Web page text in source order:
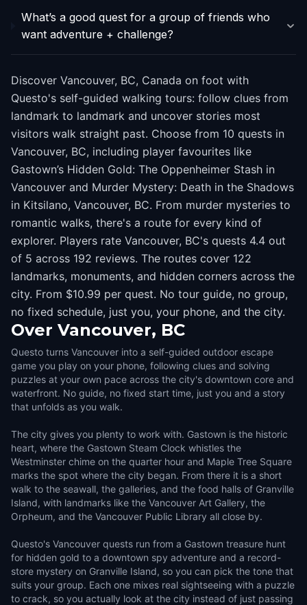
What’s a good quest for a group of friends who
want adventure + challenge?
Discover Vancouver, BC, Canada on foot with
Questo's self-guided walking tours: follow clues from
landmark to landmark and uncover stories most
visitors walk straight past. Choose from 10 quests in
Vancouver, BC, including player favourites like
Gastown’s Hidden Gold: The Oppenheimer Stash in
Vancouver and Murder Mystery: Death in the Shadows
in Kitsilano, Vancouver, BC. From murder mysteries to
romantic walks, there's a route for every kind of
explorer. Players rate Vancouver, BC's quests 4.4 out
of 5 across 192 reviews. The routes cover 122
landmarks, monuments, and hidden corners across the
city. From $10.99 per quest. No tour guide, no group,
no fixed schedule, just you, your phone, and the city.
Over Vancouver, BC
Questo turns Vancouver into a self-guided outdoor escape
game you play on your phone, following clues and solving
puzzles at your own pace across the city's downtown core and
waterfront. No guide, no fixed start time, just you and a story
that unfolds as you walk.
The city gives you plenty to work with. Gastown is the historic
heart, where the Gastown Steam Clock whistles the
Westminster chime on the quarter hour and Maple Tree Square
marks the spot where the city began. From there it is a short
walk to the seawall, the galleries, and the food halls of Granville
Island, with landmarks like the Vancouver Art Gallery, the
Orpheum, and the Vancouver Public Library all close by.
Questo's Vancouver quests run from a Gastown treasure hunt
for hidden gold to a downtown spy adventure and a record-
store mystery on Granville Island, so you can pick the tone that
suits your group. Each one mixes real sightseeing with a puzzle
to crack, so you actually look at the city instead of just passing